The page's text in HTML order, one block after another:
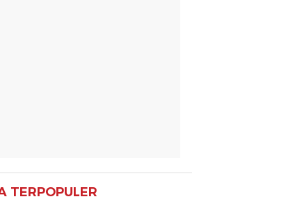
TERPOPULER